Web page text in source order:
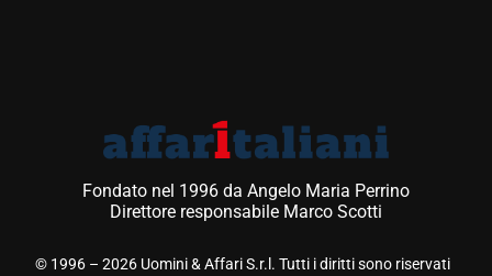
Fondato nel 1996 da Angelo Maria Perrino
Direttore responsabile Marco Scotti
© 1996 – 2026 Uomini & Affari S.r.l. Tutti i diritti sono riservati